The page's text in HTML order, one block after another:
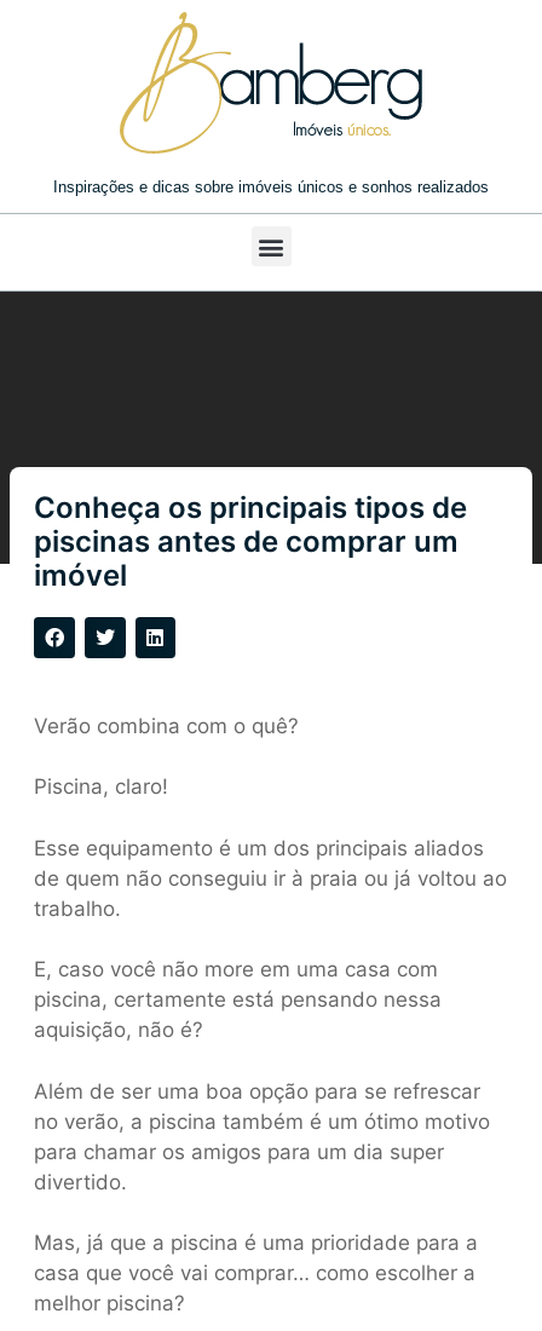
Inspirações e dicas sobre imóveis únicos e sonhos realizados
Conheça os principais tipos de
piscinas antes de comprar um
imóvel
Verão combina com o quê?
Piscina, claro!
Esse equipamento é um dos principais aliados
de quem não conseguiu ir à praia ou já voltou ao
trabalho.
E, caso você não more em uma casa com
piscina, certamente está pensando nessa
aquisição, não é?
Além de ser uma boa opção para se refrescar
no verão, a piscina também é um ótimo motivo
para chamar os amigos para um dia super
divertido.
Mas, já que a piscina é uma prioridade para a
casa que você vai comprar… como escolher a
melhor piscina?